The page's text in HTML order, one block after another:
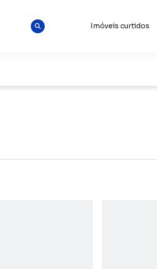
Imóveis curtidos